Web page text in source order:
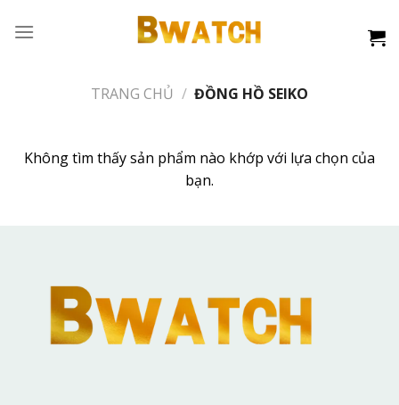
TRANG CHỦ / ĐỒNG HỒ SEIKO
Không tìm thấy sản phẩm nào khớp với lựa chọn của
bạn.